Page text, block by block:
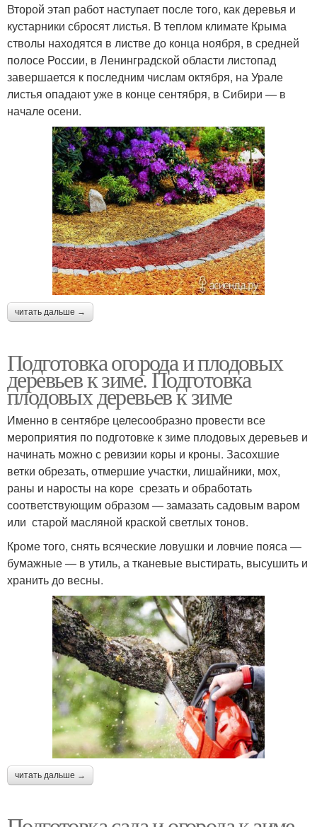
Второй этап работ наступает после того, как деревья и
кустарники сбросят листья. В теплом климате Крыма
стволы находятся в листве до конца ноября, в средней
полосе России, в Ленинградской области листопад
завершается к последним числам октября, на Урале
листья опадают уже в конце сентября, в Сибири — в
начале осени.
читать дальше →
Подготовка огорода и плодовых
деревьев к зиме. Подготовка
плодовых деревьев к зиме
Именно в сентябре целесообразно провести все
мероприятия по подготовке к зиме плодовых деревьев и
начинать можно с ревизии коры и кроны. Засохшие
ветки обрезать, отмершие участки, лишайники, мох,
раны и наросты на коре срезать и обработать
соответствующим образом — замазать садовым варом
или старой масляной краской светлых тонов.
Кроме того, снять всяческие ловушки и ловчие пояса —
бумажные — в утиль, а тканевые выстирать, высушить и
хранить до весны.
читать дальше →